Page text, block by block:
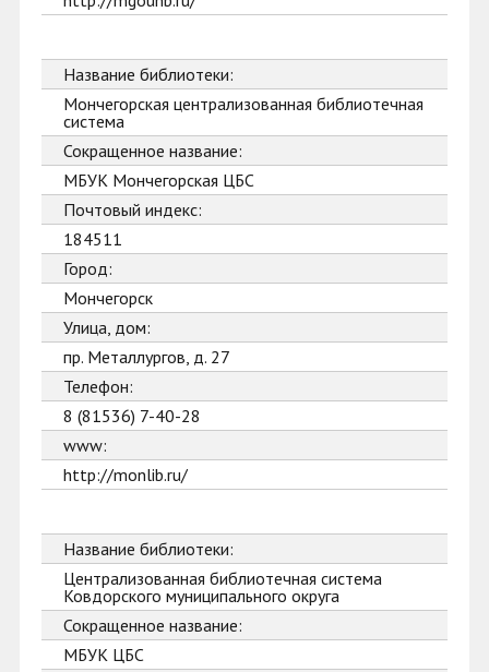
Название библиотеки:
Мончегорская централизованная библиотечная
система
Сокращенное название:
МБУК Мончегорская ЦБС
Почтовый индекс:
184511
Город:
Мончегорск
Улица, дом:
пр. Металлургов, д. 27
Телефон:
8 (81536) 7-40-28
www:
http://monlib.ru/
Название библиотеки:
Централизованная библиотечная система
Ковдорского муниципального округа
Сокращенное название:
МБУК ЦБС